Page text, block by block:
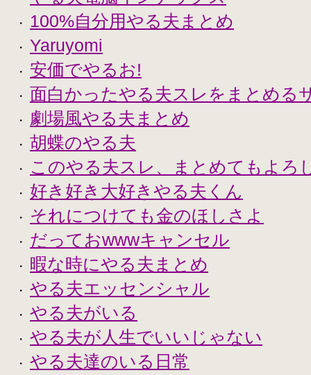
・ 100%自分用やる夫まとめ
・ Yaruyomi
・ 安価でやるお!
・ 面白かったやる夫スレをまとめる
・ 劇場風やる夫まとめ
・ 胡蝶のやる夫
・ このやる夫スレ、まとめてもよろ
・ 好き好き大好きやる夫くん
・ それにつけても金のほしさよ
・ だっておwwwキャンセル
・ 暇な時にやる夫まとめ
・ やる夫エッセンシャル
・ やる夫がいる
・ やる夫が人生でいいじゃない
・ やる夫達のいる日常